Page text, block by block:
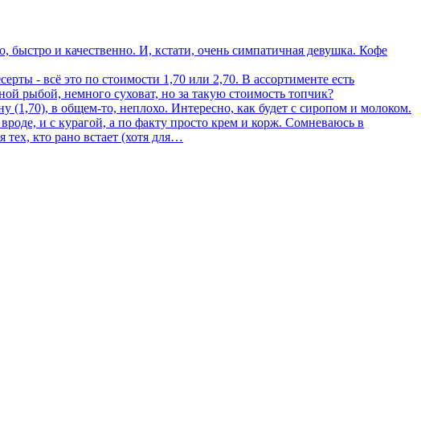
быстро и качественно. И, кстати, очень симпатичная девушка. Кофе
- всё это по стоимости 1,70 или 2,70. В ассортименте есть
рыбой, немного суховат, но за такую стоимость топчик?
(1,70), в общем-то, неплохо. Интересно, как будет с сиропом и молоком.
и с курагой, а по факту просто крем и корж. Сомневаюсь в
тех, кто рано встает (хотя для…